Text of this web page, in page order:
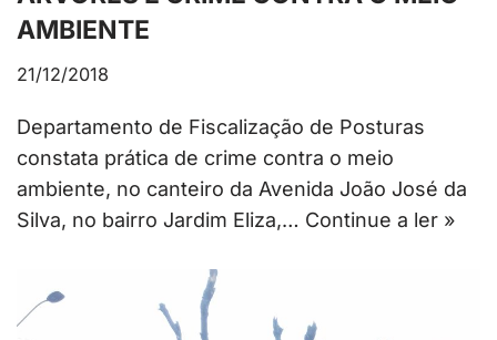
AMBIENTE
21/12/2018
Departamento de Fiscalização de Posturas
constata prática de crime contra o meio
ambiente, no canteiro da Avenida João José da
Silva, no bairro Jardim Eliza,… Continue a ler »